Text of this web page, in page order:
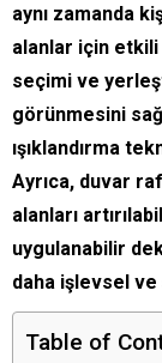
aynı zamanda
alanlar için
seçimi ve
görünmesini
ışıklandırma
Ayrıca, duvar
alanları
uygulanabilir
daha işlevsel
Table of